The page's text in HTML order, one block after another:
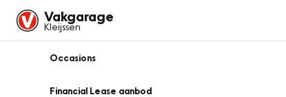
Vakgarage
Kleijssen
Occasions
Financial Lease aanbod